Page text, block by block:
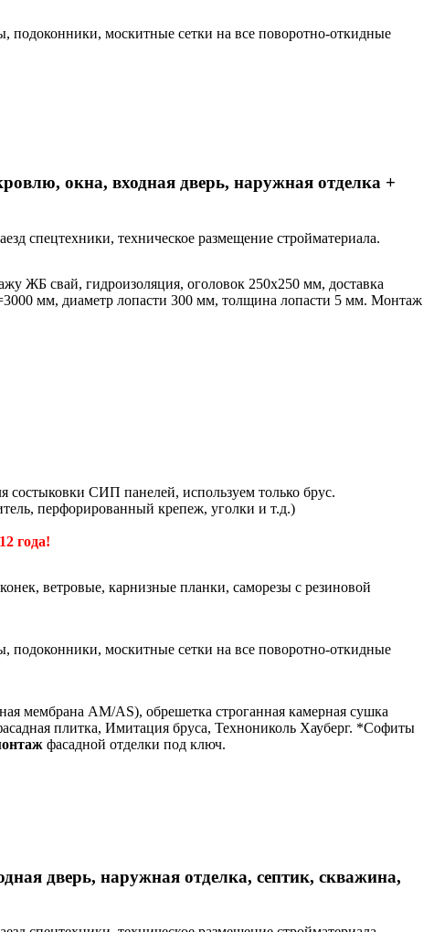
подоконники, москитные сетки на все поворотно-откидные
окна, входная дверь, наружная отделка +
спецтехники, техническое размещение стройматериала.
ЖБ свай, гидроизоляция, оголовок 250х250 мм, доставка
мм, диаметр лопасти 300 мм, толщина лопасти 5 мм. Монтаж
СИП панелей, используем только брус.
перфорированный крепеж, уголки и т.д.)
года!
ветровые, карнизные планки, саморезы с резиновой
подоконники, москитные сетки на все поворотно-откидные
мембрана АМ/АS), обрешетка строганная камерная сушка
плитка, Имитация бруса, Технониколь Хауберг. *Софиты
фасадной отделки под ключ.
дверь, наружная отделка, септик, скважина,